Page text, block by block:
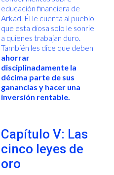
educación financiera de
Arkad. Él le cuenta al pueblo
que esta diosa solo le sonríe
a quienes trabajan duro.
También les dice que deben
ahorrar
disciplinadamente la
décima parte de sus
ganancias y hacer una
inversión rentable.
Capítulo V: Las
cinco leyes de
oro